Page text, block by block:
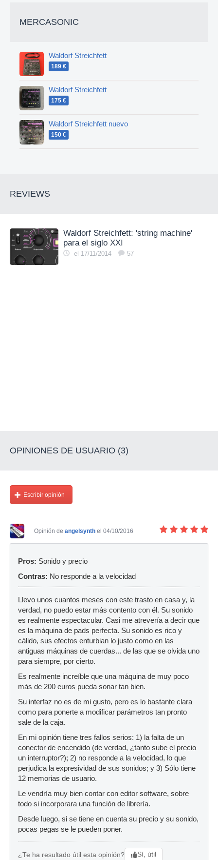
MERCASONIC
Waldorf Streichfett
189 €
Waldorf Streichfett
175 €
Waldorf Streichfett nuevo
150 €
REVIEWS
Waldorf Streichfett: 'string machine'
para el siglo XXI
el 17/11/2014 57
OPINIONES DE USUARIO (3)
Escribir opinión
Opinión de angelsynth el 04/10/2016
Pros: Sonido y precio
Contras: No responde a la velocidad
Llevo unos cuantos meses con este trasto en casa y, la
verdad, no puedo estar más contento con él. Su sonido
es realmente espectacular. Casi me atrevería a decir que
es la máquina de pads perfecta. Su sonido es rico y
cálido, sus efectos enturbian lo justo como en las
antiguas máquinas de cuerdas... de las que se olvida uno
para siempre, por cierto.
Es realmente increíble que una máquina de muy poco
más de 200 euros pueda sonar tan bien.
Su interfaz no es de mi gusto, pero es lo bastante clara
como para ponerte a modificar parámetros tan pronto
sale de la caja.
En mi opinión tiene tres fallos serios: 1) la falta de un
conector de encendido (de verdad, ¿tanto sube el precio
un interruptor?); 2) no responde a la velocidad, lo que
perjudica la expresividad de sus sonidos; y 3) Sólo tiene
12 memorias de usuario.
Le vendría muy bien contar con editor software, sobre
todo si incorporara una función de librería.
Desde luego, si se tiene en cuenta su precio y su sonido,
pocas pegas se le pueden poner.
¿Te ha resultado útil esta opinión? Sí, útil